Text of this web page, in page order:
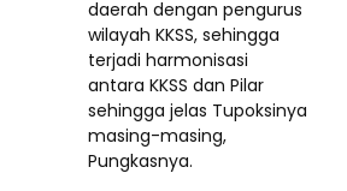
daerah dengan pengurus
wilayah KKSS, sehingga
terjadi harmonisasi
antara KKSS dan Pilar
sehingga jelas Tupoksinya
masing-masing,
Pungkasnya.